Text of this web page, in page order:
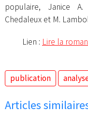
populaire, Janice
Chedaleux et M.
Lien : Lire la
publication
Articles